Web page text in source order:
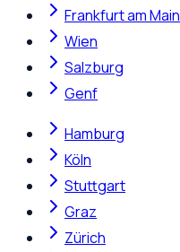
Frankfurt am Main
Wien
Salzburg
Genf
Hamburg
Köln
Stuttgart
Graz
Zürich